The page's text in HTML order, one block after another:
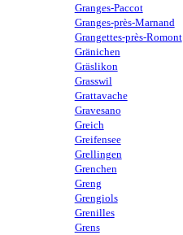
Granges-Paccot
Granges-près-Marnand
Grangettes-près-Romont
Gränichen
Gräslikon
Grasswil
Grattavache
Gravesano
Greich
Greifensee
Grellingen
Grenchen
Greng
Grengiols
Grenilles
Grens